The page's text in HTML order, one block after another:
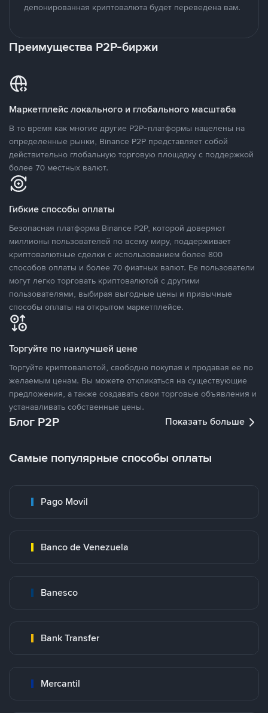
депонированная криптовалюта будет переведена вам.
Преимущества P2P-биржи
Маркетплейс локального и глобального масштаба
В то время как многие другие P2P-платформы нацелены на
определенные рынки, Binance P2P представляет собой
действительно глобальную торговую площадку с поддержкой
более 70 местных валют.
Гибкие способы оплаты
Безопасная платформа Binance P2P, которой доверяют
миллионы пользователей по всему миру, поддерживает
криптовалютные сделки с использованием более 800
способов оплаты и более 70 фиатных валют. Ее пользователи
могут легко торговать криптовалютой с другими
пользователями, выбирая выгодные цены и привычные
способы оплаты на открытом маркетплейсе.
Торгуйте по наилучшей цене
Торгуйте криптовалютой, свободно покупая и продавая ее по
желаемым ценам. Вы можете откликаться на существующие
предложения, а также создавать свои торговые объявления и
устанавливать собственные цены.
Блог P2P Показать больше
Самые популярные способы оплаты
Pago Movil
Banco de Venezuela
Banesco
Bank Transfer
Mercantil